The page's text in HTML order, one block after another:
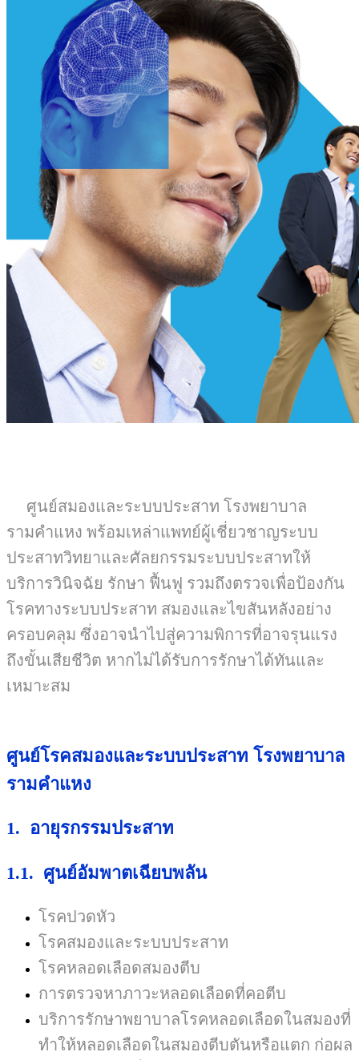
ศูนย์สมองและระบบประสาท โรงพยาบาล
รามคำแหง พร้อมเหล่าแพทย์ผู้เชี่ยวชาญระบบ
ประสาทวิทยาและศัลยกรรมระบบประสาทให้
บริการวินิจฉัย รักษา ฟื้นฟู รวมถึงตรวจเพื่อป้องกัน
โรคทางระบบประสาท สมองและไขสันหลังอย่าง
ครอบคลุม ซึ่งอาจนำไปสู่ความพิการที่อาจรุนแรง
ถึงขั้นเสียชีวิต หากไม่ได้รับการรักษาได้ทันและ
เหมาะสม
ศูนย์โรคสมองและระบบประสาท โรงพยาบาล
รามคำแหง
1. อายุรกรรมประสาท
1.1. ศูนย์อัมพาตเฉียบพลัน
โรคปวดหัว
โรคสมองและระบบประสาท
โรคหลอดเลือดสมองตีบ
การตรวจหาภาวะหลอดเลือดที่คอตีบ
บริการรักษาพยาบาลโรคหลอดเลือดในสมองที่
ทำให้หลอดเลือดในสมองตีบตันหรือแตก ก่อผล